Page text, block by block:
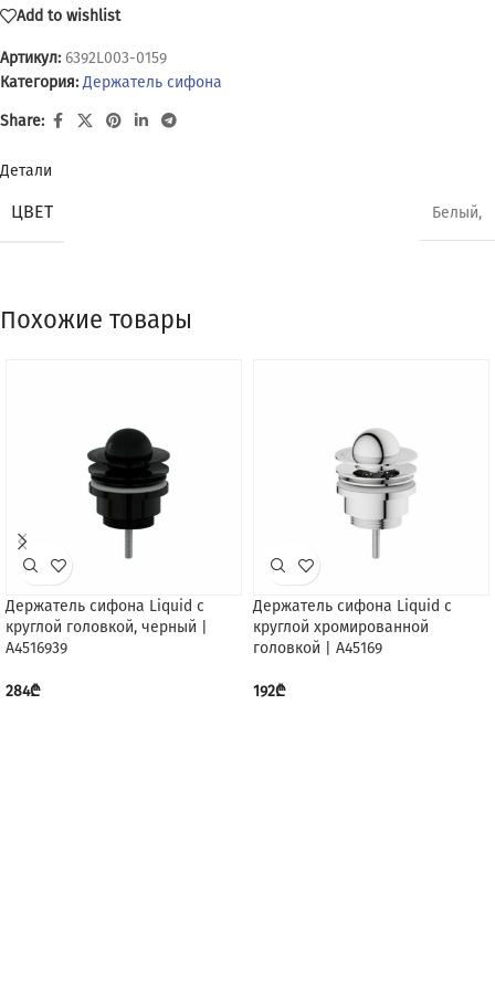
Add to wishlist
Детали
ЦВЕТ Белый,
Артикул: 6392L003-0159
Категория: Держатель сифона
Share:
Похожие товары
Держатель сифона Liquid с
круглой головкой, черный |
А4516939
284₾
Держатель сифона Liquid с
круглой хромированной
головкой | А45169
192₾